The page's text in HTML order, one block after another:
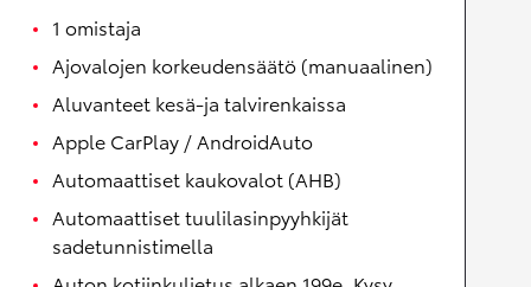
1 omistaja
Ajovalojen korkeudensäätö (manuaalinen)
Aluvanteet kesä-ja talvirenkaissa
Apple CarPlay / AndroidAuto
Automaattiset kaukovalot (AHB)
Automaattiset tuulilasinpyyhkijät
sadetunnistimella